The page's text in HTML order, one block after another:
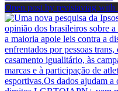
Open post by revistaviag